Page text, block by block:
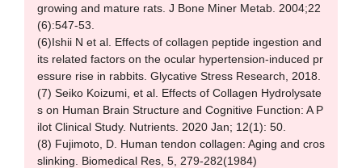
growing and mature rats. J Bone Miner Metab. 2004;22
(6):547-53.
(6)Ishii N et al. Effects of collagen peptide ingestion and
its related factors on the ocular hypertension-induced pr
essure rise in rabbits. Glycative Stress Research, 2018.
(7) Seiko Koizumi, et al. Effects of Collagen Hydrolysate
s on Human Brain Structure and Cognitive Function: A P
ilot Clinical Study. Nutrients. 2020 Jan; 12(1): 50.
(8) Fujimoto, D. Human tendon collagen: Aging and cros
slinking. Biomedical Res, 5, 279-282(1984)